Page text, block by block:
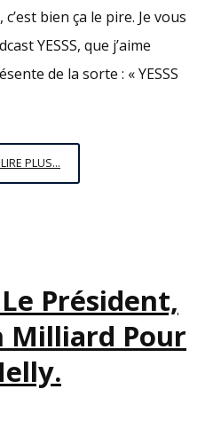
bien ça le pire. Je vous
YESSS, que j’aime
de la sorte : « YESSS
PLUS...
C’EST
PODCAST
OÙ
J’AI
PARLÉ
DE
Président,
Milliard Pour